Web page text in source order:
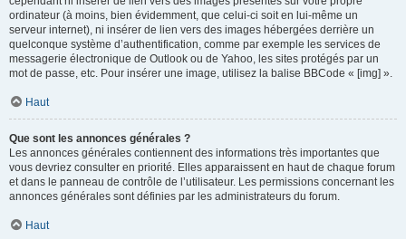
ordinateur (à moins, bien évidemment, que celui-ci soit en lui-même un
serveur internet), ni insérer de lien vers des images hébergées derrière un
quelconque système d’authentification, comme par exemple les services de
messagerie électronique de Outlook ou de Yahoo, les sites protégés par un
mot de passe, etc. Pour insérer une image, utilisez la balise BBCode « [img] ».
Haut
Que sont les annonces générales ?
Les annonces générales contiennent des informations très importantes que
vous devriez consulter en priorité. Elles apparaissent en haut de chaque forum
et dans le panneau de contrôle de l’utilisateur. Les permissions concernant les
annonces générales sont définies par les administrateurs du forum.
Haut